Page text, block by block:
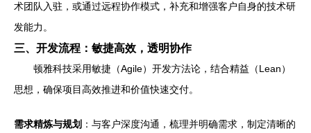
术团队入驻，或通过远程协作模式，补充和增强客户自身的技术研
发能力。
三、开发流程：敏捷高效，透明协作
顿雅科技采用敏捷（Agile）开发方法论，结合精益（Lean）
思想，确保项目高效推进和价值快速交付。
需求精炼与规划 ：与客户深度沟通，梳理并明确需求，制定清晰的